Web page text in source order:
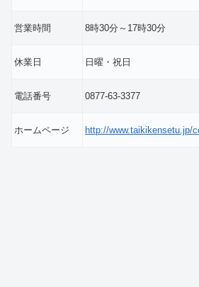
営業時間 8時30分～17時30分
休業日 日曜・祝日
電話番号 0877-63-3377
ホームページ http://www.taikikensetu.jp/